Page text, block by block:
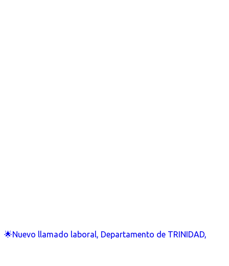
🌟Nuevo llamado laboral, Departamento de TRINIDAD,